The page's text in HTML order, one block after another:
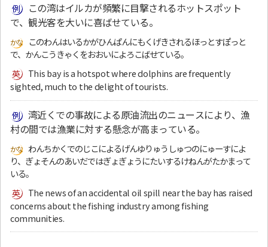
この湾はイルカが頻繁に目撃されるホットスポット
で、観光客を大いに喜ばせている。
このわんはいるかがひんぱんにもくげきされるほっとすぽっと
で、かんこうきゃくをおおいによろこばせている。
This bay is a hotspot where dolphins are frequently
sighted, much to the delight of tourists.
湾近くでの事故による原油流出のニュースにより、漁
村の間では漁業に対する懸念が高まっている。
わんちかくでのじこによるげんゆりゅうしゅつのにゅーすによ
り、ぎょそんのあいだではぎょぎょうにたいするけねんがたかまって
いる。
The news of an accidental oil spill near the bay has raised
concerns about the fishing industry among fishing
communities.